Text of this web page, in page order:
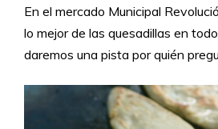
En el mercado Municipal
lo mejor de las quesadillas en
daremos una pista por quién